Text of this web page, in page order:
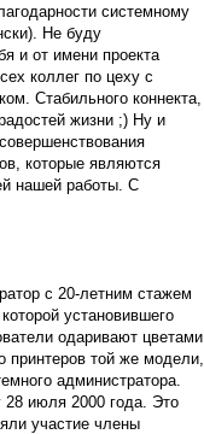
системному
Не буду
и от имени проекта
коллег по цеху с
Стабильного коннекта,
жизни ;) Ну и
которые являются
нашей работы. С
с 20-летним стажем
установившего
одаривают цветами
принтеров той же модели,
администратора.
28 июля 2000 года. Это
участие члены